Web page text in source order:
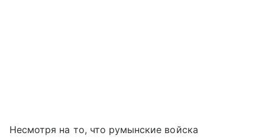
Несмотря на то, что румынские войска